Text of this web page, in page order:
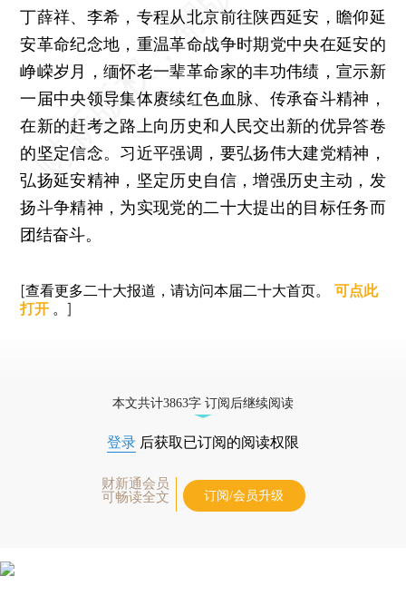
丁薛祥、李希，专程从北京前往陕西延安，瞻仰延
安革命纪念地，重温革命战争时期党中央在延安的
峥嵘岁月，缅怀老一辈革命家的丰功伟绩，宣示新
一届中央领导集体赓续红色血脉、传承奋斗精神，
在新的赶考之路上向历史和人民交出新的优异答卷
的坚定信念。习近平强调，要弘扬伟大建党精神，
弘扬延安精神，坚定历史自信，增强历史主动，发
扬斗争精神，为实现党的二十大提出的目标任务而
团结奋斗。
[查看更多二十大报道，请访问本届二十大首页。可点此
打开 。]
本文共计3863字 订阅后继续阅读
登录 后获取已订阅的阅读权限
财新通会员
可畅读全文
订阅/会员升级